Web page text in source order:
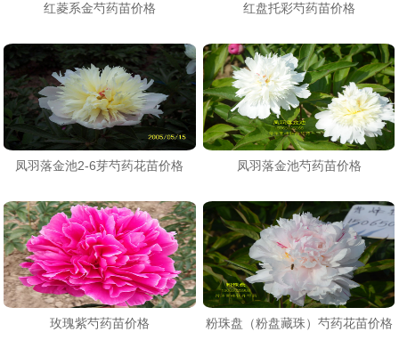
红菱系金芍药苗价格 红盘托彩芍药苗价格
凤羽落金池2-6芽芍药花苗价格 凤羽落金池芍药苗价格
玫瑰紫芍药苗价格 粉珠盘（粉盘藏珠）芍药花苗价格